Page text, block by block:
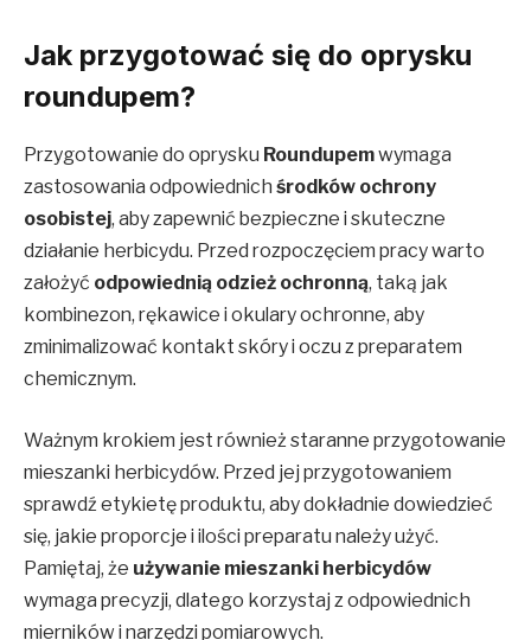
Jak przygotować się do oprysku
roundupem?
Przygotowanie do oprysku Roundupemwymaga
zastosowania odpowiednich środków ochrony
osobistej, aby zapewnić bezpieczne i skuteczne
działanie herbicydu. Przed rozpoczęciem pracy warto
założyć odpowiednią odzież ochronną, taką jak
kombinezon, rękawice i okulary ochronne, aby
zminimalizować kontakt skóry i oczu z preparatem
chemicznym.
Ważnym krokiem jest również staranne przygotowanie
mieszanki herbicydów. Przed jej przygotowaniem
sprawdź etykietę produktu, aby dokładnie dowiedzieć
się, jakie proporcje i ilości preparatu należy użyć.
Pamiętaj, że używanie mieszanki herbicydów
wymaga precyzji, dlatego korzystaj z odpowiednich
mierników i narzędzi pomiarowych.